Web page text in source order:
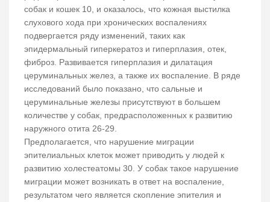
собак и кошек 10, и оказалось, что кожная выстилка
слухового хода при хронических воспалениях
подвергается ряду изменений, таких как
эпидермальный гиперкератоз и гиперплазия, отек,
фиброз. Развивается гиперплазия и дилатация
церуминальных желез, а также их воспаление. В ряде
исследований было показано, что сальные и
церуминальные железы присутствуют в большем
количестве у собак, предрасположенных к развитию
наружного отита 26-29.
Предполагается, что нарушение миграции
эпителиальных клеток может приводить у людей к
развитию холестеатомы 30. У собак такое нарушение
миграции может возникать в ответ на воспаление,
результатом чего является скопление эпителия и